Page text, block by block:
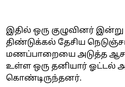
இதில் ஒரு குழுவினர் இன்று
திண்டுக்கல் தேசிய
மணப்பாறையை அடுத்த
உள்ள ஒரு தனியார் ஓட்டல்
கொண்டிருந்தனர்.